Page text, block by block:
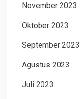
November 2023
Oktober 2023
September 2023
Agustus 2023
Juli 2023